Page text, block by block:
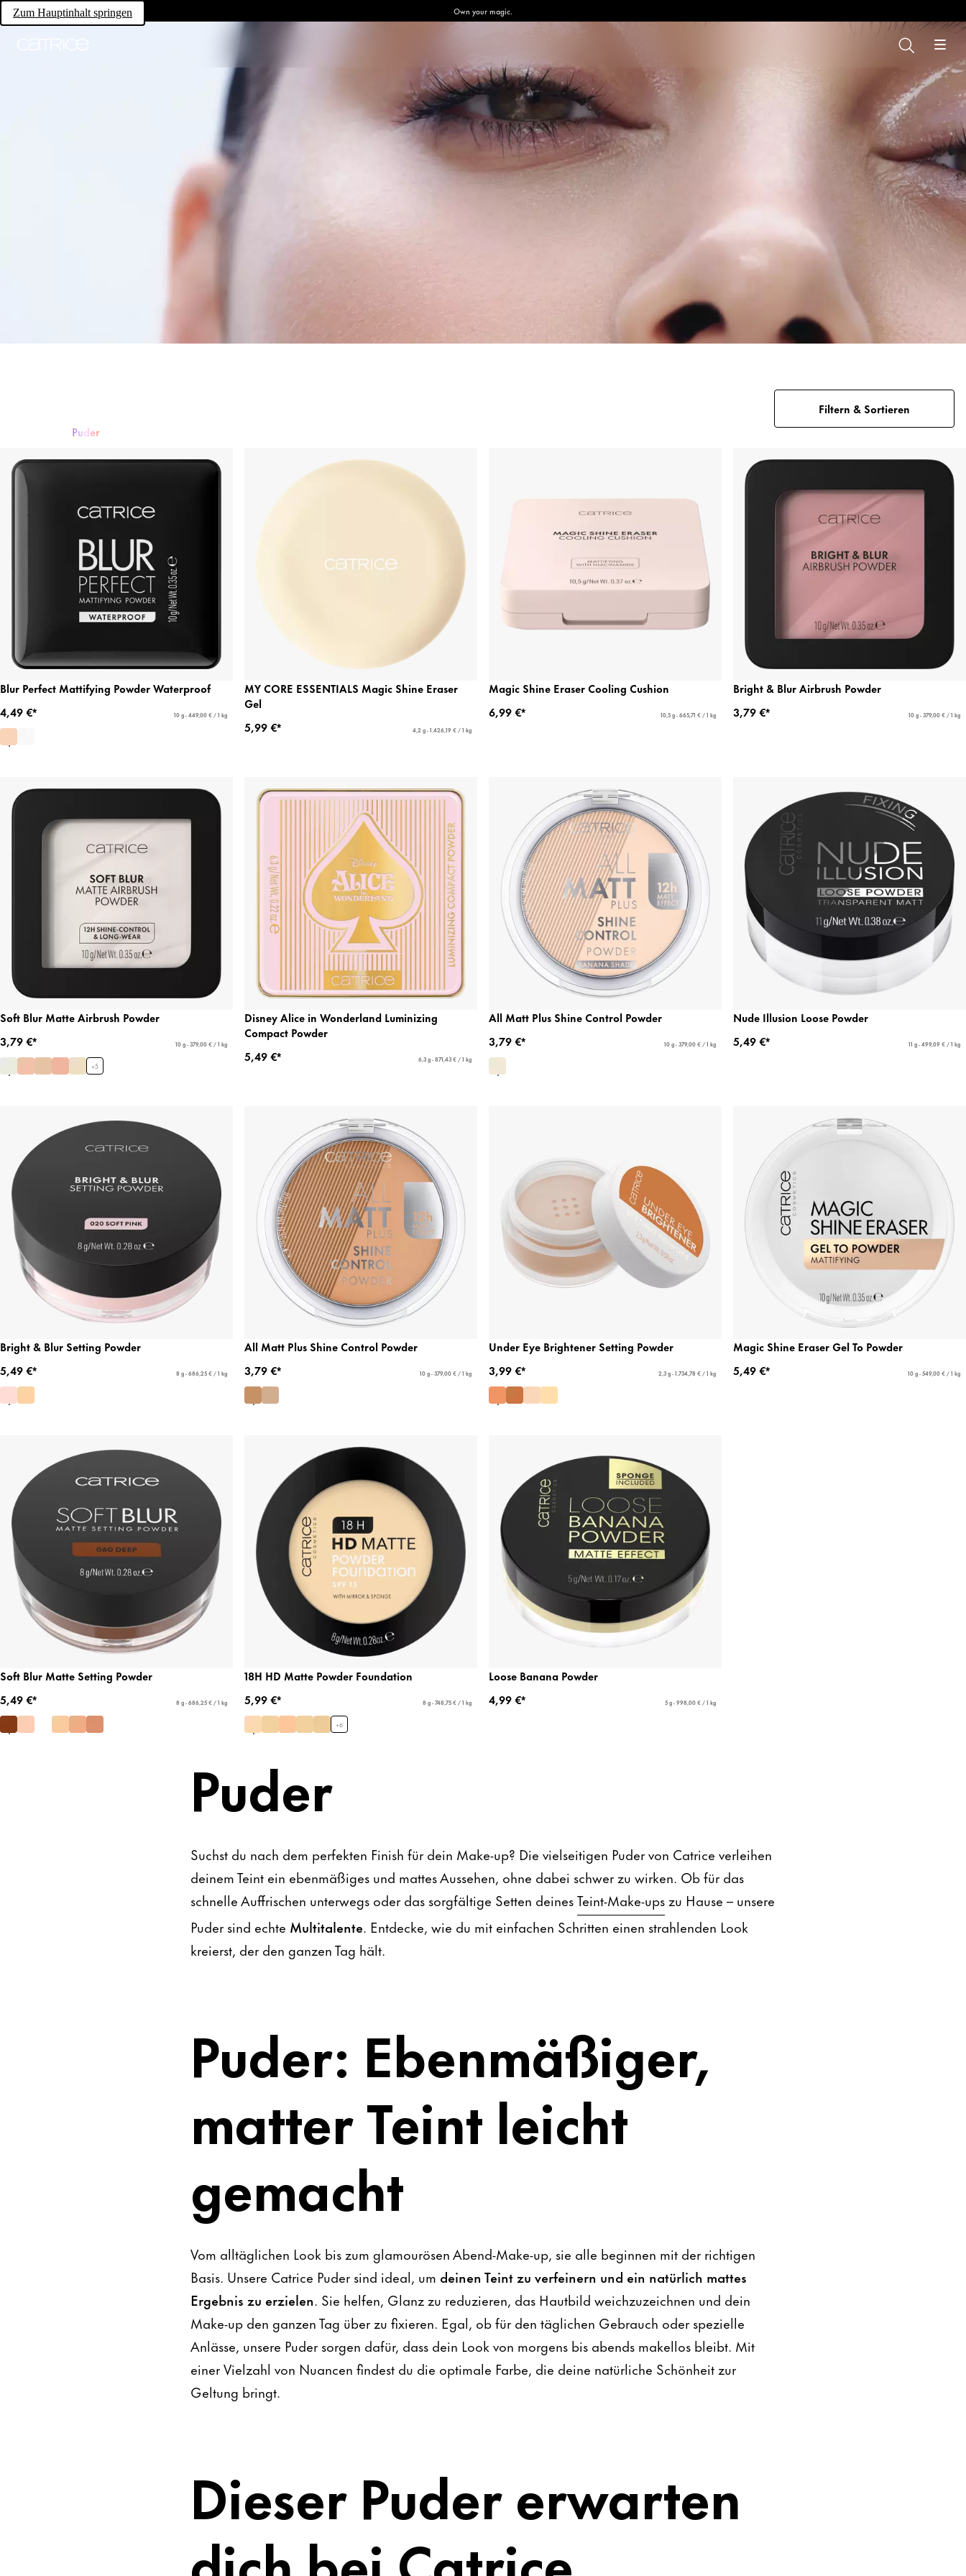
Zum Hauptinhalt springen Own your magic.
Puder
Filtern & Sortieren
Blur Perfect Mattifying Powder Waterproof
4,49 €*
10 g - 449,00 € / 1 kg
MY CORE ESSENTIALS Magic Shine Eraser
Gel
5,99 €*
4,2 g - 1.426,19 € / 1 kg
Magic Shine Eraser Cooling Cushion
6,99 €*
10,5 g - 665,71 € / 1 kg
Bright & Blur Airbrush Powder
3,79 €*
10 g - 379,00 € / 1 kg
Soft Blur Matte Airbrush Powder
3,79 €*
10 g - 379,00 € / 1 kg
+5
Disney Alice in Wonderland Luminizing
Compact Powder
5,49 €*
6,3 g - 871,43 € / 1 kg
All Matt Plus Shine Control Powder
3,79 €*
10 g - 379,00 € / 1 kg
Nude Illusion Loose Powder
5,49 €*
11 g - 499,09 € / 1 kg
Bright & Blur Setting Powder
5,49 €*
8 g - 686,25 € / 1 kg
All Matt Plus Shine Control Powder
3,79 €*
10 g - 379,00 € / 1 kg
Under Eye Brightener Setting Powder
3,99 €*
2,3 g - 1.734,78 € / 1 kg
Magic Shine Eraser Gel To Powder
5,49 €*
10 g - 549,00 € / 1 kg
Soft Blur Matte Setting Powder
5,49 €*
8 g - 686,25 € / 1 kg
18H HD Matte Powder Foundation
5,99 €*
8 g - 748,75 € / 1 kg
+6
Loose Banana Powder
4,99 €*
5 g - 998,00 € / 1 kg
Puder
Suchst du nach dem perfekten Finish für dein Make-up? Die vielseitigen Puder von Catrice verleihen
deinem Teint ein ebenmäßiges und mattes Aussehen, ohne dabei schwer zu wirken. Ob für das
schnelle Auffrischen unterwegs oder das sorgfältige Setten deinesTeint-Make-upszu Hause – unsere
Puder sind echte Multitalente. Entdecke, wie du mit einfachen Schritten einen strahlenden Look
kreierst, der den ganzen Tag hält.
Puder: Ebenmäßiger,
matter Teint leicht
gemacht
Vom alltäglichen Look bis zum glamourösen Abend-Make-up, sie alle beginnen mit der richtigen
Basis. Unsere Catrice Puder sind ideal, um deinen Teint zu verfeinern und ein natürlich mattes
Ergebnis zu erzielen. Sie helfen, Glanz zu reduzieren, das Hautbild weichzuzeichnen und dein
Make-up den ganzen Tag über zu fixieren. Egal, ob für den täglichen Gebrauch oder spezielle
Anlässe, unsere Puder sorgen dafür, dass dein Look von morgens bis abends makellos bleibt. Mit
einer Vielzahl von Nuancen findest du die optimale Farbe, die deine natürliche Schönheit zur
Geltung bringt.
Dieser Puder erwarten